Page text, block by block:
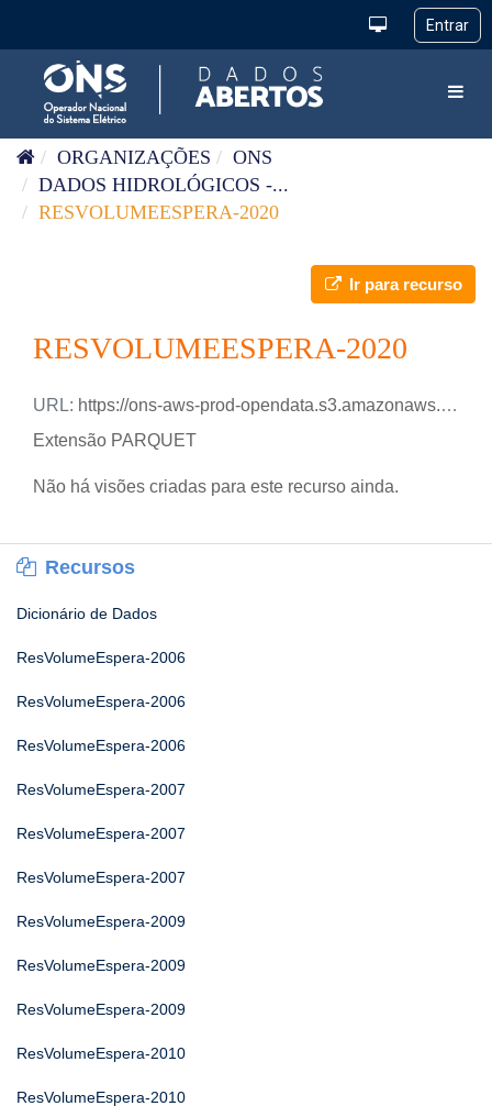
ORGANIZAÇÕES
ONS
DADOS HIDROLÓGICOS -...
RESVOLUMEESPERA-2020
Ir para recurso
RESVOLUMEESPERA-2020
URL: https://ons-aws-prod-opendata.s3.amazonaws.com/dataset/res_volumeespera/RES_VOLUMEESPERA_2020.parquet
Extensão PARQUET
Não há visões criadas para este recurso ainda.
Recursos
Dicionário de Dados
ResVolumeEspera-2006
ResVolumeEspera-2006
ResVolumeEspera-2006
ResVolumeEspera-2007
ResVolumeEspera-2007
ResVolumeEspera-2007
ResVolumeEspera-2009
ResVolumeEspera-2009
ResVolumeEspera-2009
ResVolumeEspera-2010
ResVolumeEspera-2010